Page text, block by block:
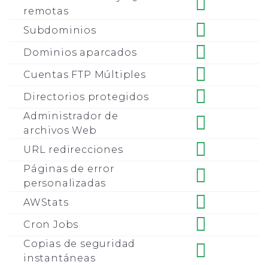
remotas
Subdominios
Dominios aparcados
Cuentas FTP Múltiples
Directorios protegidos
Administrador de
archivos Web
URL redirecciones
Páginas de error
personalizadas
AWStats
Cron Jobs
Copias de seguridad
instantáneas